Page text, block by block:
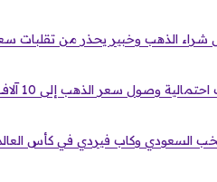
شراء الذهب وخبير يحذر من تقلبات
سعر الذهب إلى 10 آلاف جنيه في 2026
السعودي وكاب فيردي في كأس